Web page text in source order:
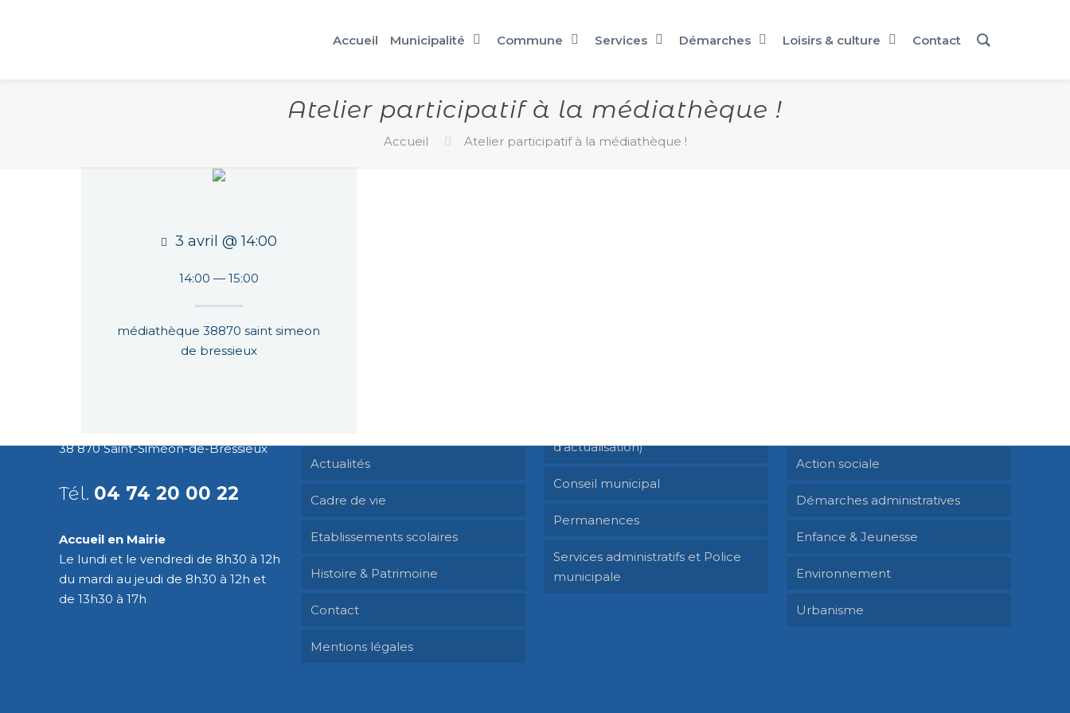
Accueil Municipalité Commune Services Démarches Loisirs & culture Contact
Atelier participatif à la médiathèque !
Accueil Atelier participatif à la médiathèque !
3 avril @ 14:00
14:00 — 15:00
médiathèque 38870 saint simeon
de bressieux
38 870 Saint-Siméon-de-Bressieux
Tél. 04 74 20 00 22
Accueil en Mairie
Le lundi et le vendredi de 8h30 à 12h
du mardi au jeudi de 8h30 à 12h et
de 13h30 à 17h
Actualités
Cadre de vie
Etablissements scolaires
Histoire & Patrimoine
Contact
Mentions légales
d’actualisation)
Conseil municipal
Permanences
Services administratifs et Police
municipale
Action sociale
Démarches administratives
Enfance & Jeunesse
Environnement
Urbanisme